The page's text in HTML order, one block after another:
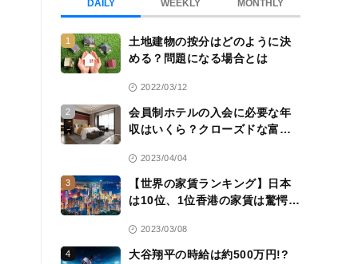
DAILY WEEKLY MONTHLY
1
土地建物の按分はどのように決
める？問題になる場合とは
2022/03/12
2
会員制ホテルの入会に必要な年
収はいくら？クローズドな富裕
2023/04/04
3
【世界の家賃ランキング】日本
は10位、1位香港の家賃は驚愕
2023/03/08
4
大谷翔平の時給は約500万円!?